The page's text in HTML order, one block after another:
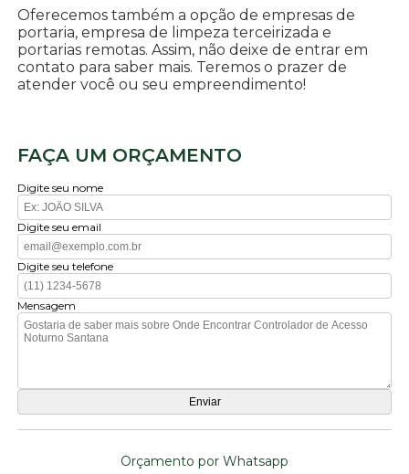
Oferecemos também a opção de empresas de
portaria, empresa de limpeza terceirizada e
portarias remotas. Assim, não deixe de entrar em
contato para saber mais. Teremos o prazer de
atender você ou seu empreendimento!
FAÇA UM ORÇAMENTO
Digite seu nome
Digite seu email
Digite seu telefone
Mensagem
Orçamento por Whatsapp